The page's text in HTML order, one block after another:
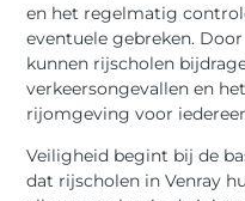
en het regelmatig
eventuele gebreken.
kunnen rijscholen
verkeersongevallen en
rijomgeving voor
Veiligheid begint bij de
dat rijscholen in Venray